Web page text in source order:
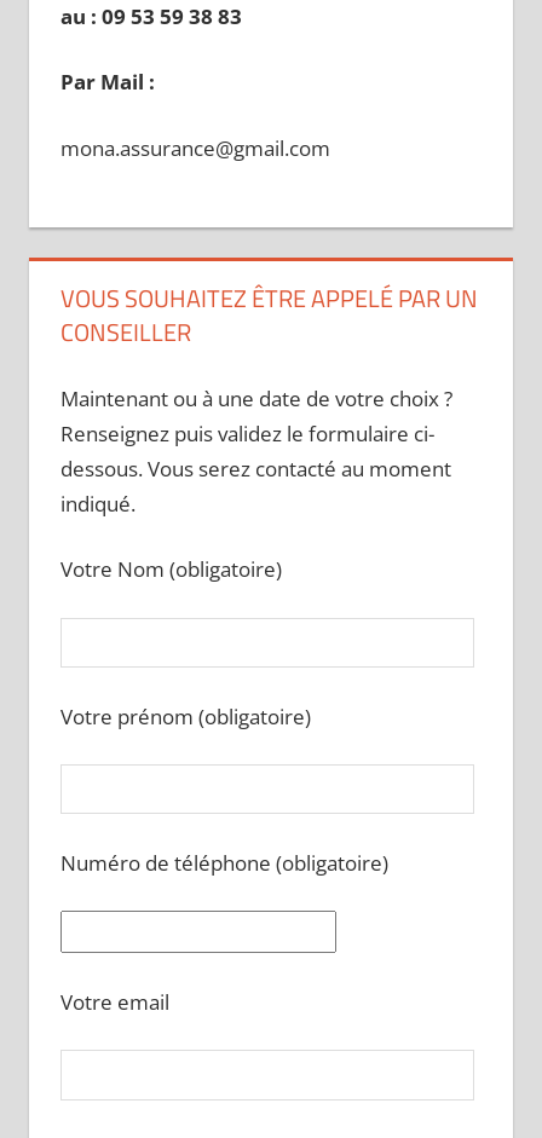
au : 09 53 59 38 83
Par Mail :
mona.assurance@gmail.com
VOUS SOUHAITEZ ÊTRE APPELÉ PAR UN
CONSEILLER
Maintenant ou à une date de votre choix ?
Renseignez puis validez le formulaire ci-
dessous. Vous serez contacté au moment
indiqué.
Votre Nom (obligatoire)
Votre prénom (obligatoire)
Numéro de téléphone (obligatoire)
Votre email